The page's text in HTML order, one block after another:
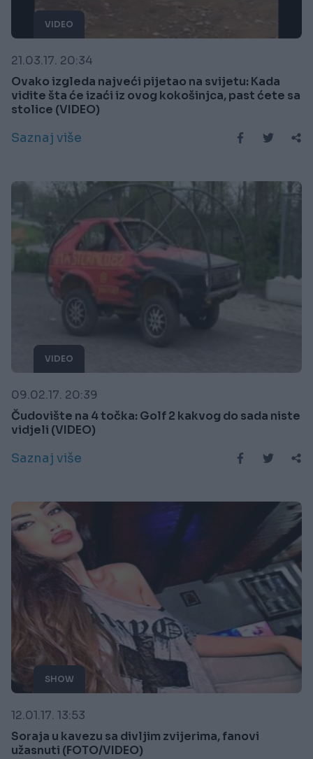
VIDEO
21.03.17. 20:34
Ovako izgleda najveći pijetao na svijetu: Kada
vidite šta će izaći iz ovog kokošinjca, past ćete sa
stolice (VIDEO)
Saznaj više
VIDEO
09.02.17. 20:39
Čudovište na 4 točka: Golf 2 kakvog do sada niste
vidjeli (VIDEO)
Saznaj više
SHOW
12.01.17. 13:53
Soraja u kavezu sa divljim zvijerima, fanovi
užasnuti (FOTO/VIDEO)